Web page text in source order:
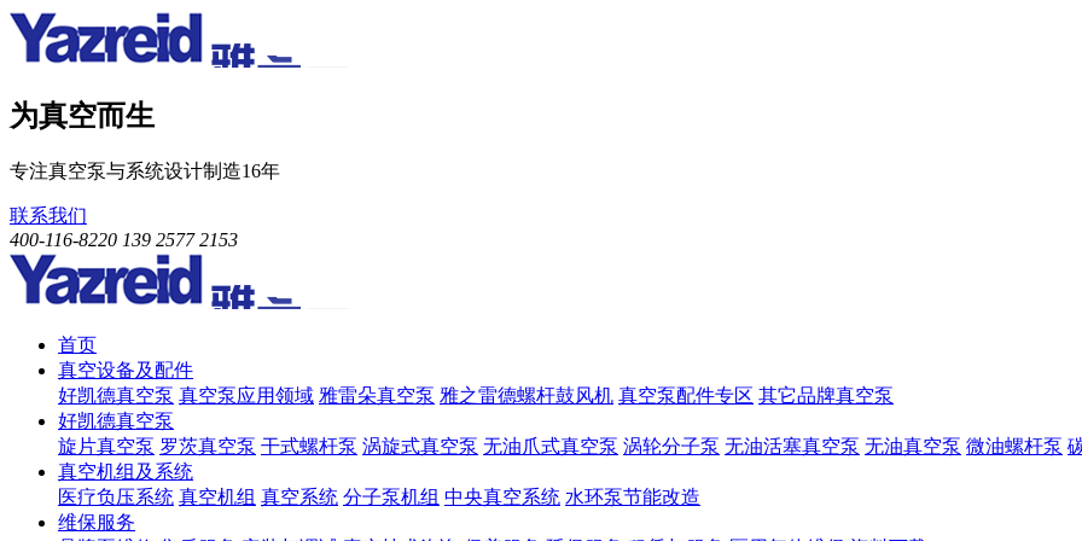
为真空而生
专注真空泵与系统设计制造16年
联系我们
400-116-8220 139 2577 2153
首页
真空设备及配件
好凯德真空泵 真空泵应用领域 雅雷朵真空泵 雅之雷德螺杆鼓风机 真空泵配件专区 其它品牌真空泵
好凯德真空泵
旋片真空泵 罗茨真空泵 干式螺杆泵 涡旋式真空泵 无油爪式真空泵 涡轮分子泵 无油活塞真空泵 无油真空泵 微油螺杆泵
真空机组及系统
医疗负压系统 真空机组 真空系统 分子泵机组 中央真空系统 水环泵节能改造
维保服务